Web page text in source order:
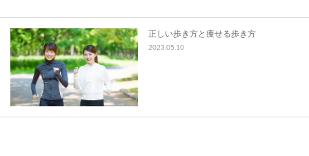
正しい歩き方と痩せる歩き方
2023.05.10
アクセス